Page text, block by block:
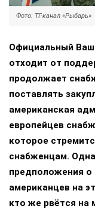
Фото: ТГ-канал «Рыбарь»
Официальный
отходит от
продолжает
поставлять
американская
европейцев
которое
снабженцам.
предположения
американцев на
кто же рвётся на